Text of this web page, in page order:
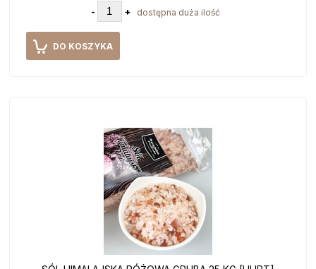
- + dostępna duża ilość
DO KOSZYKA